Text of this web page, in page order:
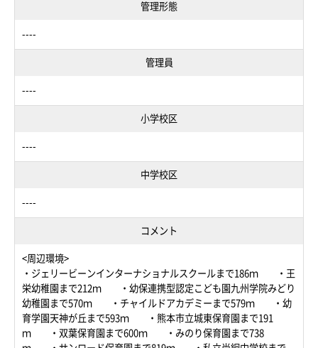
管理形態
----
管理員
----
小学校区
----
中学校区
----
コメント
<周辺環境>
・ジェリービーンインターナショナルスクールまで186ｍ ・王
栄幼稚園まで212ｍ ・幼保連携型認定こども園九州学院みどり
幼稚園まで570ｍ ・チャイルドアカデミーまで579ｍ ・幼
育学園天神が丘まで593ｍ ・熊本市立城東保育園まで191
ｍ ・双葉保育園まで600ｍ ・みのり保育園まで738